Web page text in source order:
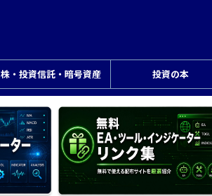
株・投資信託・暗号資産 投資の本